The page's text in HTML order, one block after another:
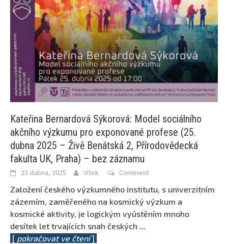
Kateřina Bernardová Sýkorová: Model sociálního
akčního výzkumu pro exponované profese (25.
dubna 2025 – Živě Benátská 2, Přírodovědecká
fakulta UK, Praha) – bez záznamu
23 dubna, 2025 Vítek Comment
Založení českého výzkumného institutu, s univerzitním
zázemím, zaměřeného na kosmický výzkum a
kosmické aktivity, je logickým vyústěním mnoho
desítek let trvajících snah českých ...
[ pokračovat ve čtení]